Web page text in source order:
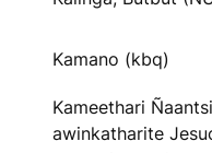
Kamano (kbq)
Kameethari
awinkatharite